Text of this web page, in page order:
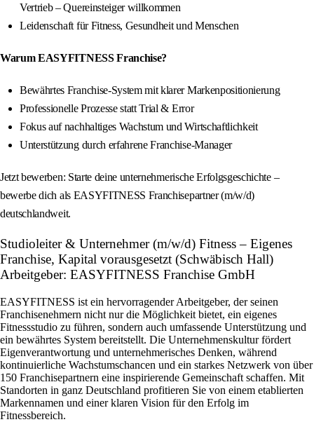
Vertrieb – Quereinsteiger willkommen
Leidenschaft für Fitness, Gesundheit und Menschen
Warum EASYFITNESS Franchise?
Bewährtes Franchise-System mit klarer Markenpositionierung
Professionelle Prozesse statt Trial & Error
Fokus auf nachhaltiges Wachstum und Wirtschaftlichkeit
Unterstützung durch erfahrene Franchise-Manager
Jetzt bewerben: Starte deine unternehmerische Erfolgsgeschichte –
bewerbe dich als EASYFITNESS Franchisepartner (m/w/d)
deutschlandweit.
Studioleiter & Unternehmer (m/w/d) Fitness – Eigenes
Franchise, Kapital vorausgesetzt (Schwäbisch Hall)
Arbeitgeber: EASYFITNESS Franchise GmbH
EASYFITNESS ist ein hervorragender Arbeitgeber, der seinen
Franchisenehmern nicht nur die Möglichkeit bietet, ein eigenes
Fitnessstudio zu führen, sondern auch umfassende Unterstützung und
ein bewährtes System bereitstellt. Die Unternehmenskultur fördert
Eigenverantwortung und unternehmerisches Denken, während
kontinuierliche Wachstumschancen und ein starkes Netzwerk von über
150 Franchisepartnern eine inspirierende Gemeinschaft schaffen. Mit
Standorten in ganz Deutschland profitieren Sie von einem etablierten
Markennamen und einer klaren Vision für den Erfolg im
Fitnessbereich.